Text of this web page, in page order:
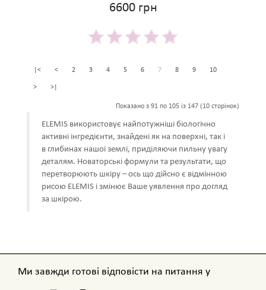
6600 грн
|< < 2 3 4 5 6 7 8 9 10
> >|
Показано з 91 по 105 із 147 (10 сторінок)
ELEMIS використовує найпотужніші біологічно
активні інгредієнти, знайдені як на поверхні, так і
в глибинах нашої землі, приділяючи пильну увагу
деталям. Новаторські формули та результати, що
перетворюють шкіру – ось що дійсно є відмінною
рисою ELEMIS і змінює Ваше уявлення про догляд
за шкірою.
Ми завжди готові відповісти на питання у